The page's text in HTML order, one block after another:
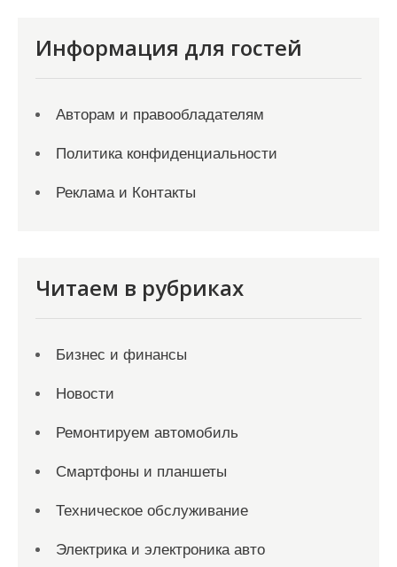
Информация для гостей
Авторам и правообладателям
Политика конфиденциальности
Реклама и Контакты
Читаем в рубриках
Бизнес и финансы
Новости
Ремонтируем автомобиль
Смартфоны и планшеты
Техническое обслуживание
Электрика и электроника авто